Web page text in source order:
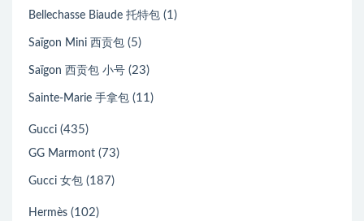
Bellechasse Biaude 托特包 (1)
Saïgon Mini 西贡包 (5)
Saïgon 西贡包 小号 (23)
Sainte-Marie 手拿包 (11)
Gucci (435)
GG Marmont (73)
Gucci 女包 (187)
Hermès (102)